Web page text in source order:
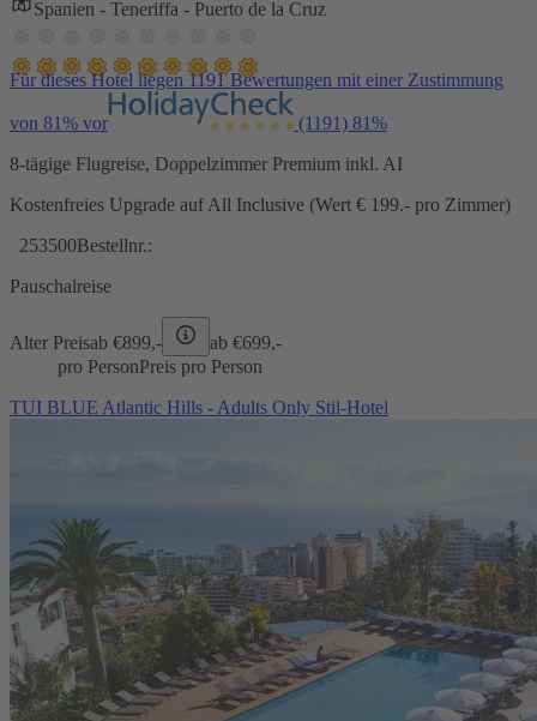
Spanien - Teneriffa - Puerto de la Cruz
Für dieses Hotel liegen 1191 Bewertungen mit einer Zustimmung
von 81% vor (1191) 81%
8-tägige Flugreise, Doppelzimmer Premium inkl. AI
Kostenfreies Upgrade auf All Inclusive (Wert € 199.- pro Zimmer)
253500Bestellnr.:
Pauschalreise
Alter Preisab €899,- ab €699,-
pro PersonPreis pro Person
TUI BLUE Atlantic Hills - Adults Only Stil-Hotel